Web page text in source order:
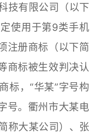
有限公司（以下
使用于第9类手机
注册商标（以下简
商标被生效判决认
标，“华某”字号构
号。衢州市大某电
称大某公司）、张